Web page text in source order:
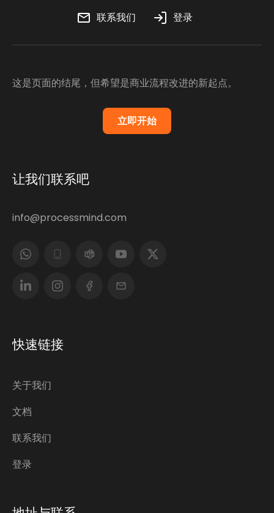
联系我们 登录
这是页面的结尾，但希望是商业流程改进的新起点。
立即开始
让我们联系吧
info@processmind.com
快速链接
关于我们
文档
联系我们
登录